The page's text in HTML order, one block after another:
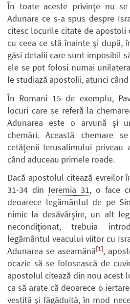
În toate aceste privinţe nu
Adunare ce s-a spus despre
citesc locurile citate de apostoli
cu ceea ce stă înainte şi după,
găsi detalii care sunt imposibil
ele se pot folosi numai
le studiază apostolii, atunci
În Romani 15 de exemplu,
locuri care se referă la
Adunarea este o arvună şi
chemări. Această chemare
cetăţenii Ierusalimului priveau
când aduceau primele roade.
Dacă apostolul citează evreilor
31-34 din Ieremia 31, o face
deoarece legământul de pe
nimic la desăvârşire, un alt
necondiţionat, trebuia
legământul veacului viitor cu
Adunarea se aseamănă[1],
ocazie să se folosească de
apostolul citează din nou acest
ca să arate că deoarece o
vestită şi făgăduită, în mod